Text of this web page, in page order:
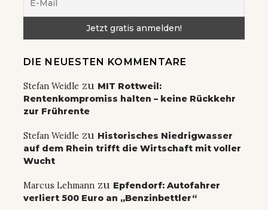
DIE NEUESTEN KOMMENTARE
Stefan Weidle zu MIT Rottweil:
Rentenkompromiss halten – keine Rückkehr
zur Frührente
Stefan Weidle zu Historisches Niedrigwasser
auf dem Rhein trifft die Wirtschaft mit voller
Wucht
Marcus Lehmann zu Epfendorf: Autofahrer
verliert 500 Euro an „Benzinbettler“